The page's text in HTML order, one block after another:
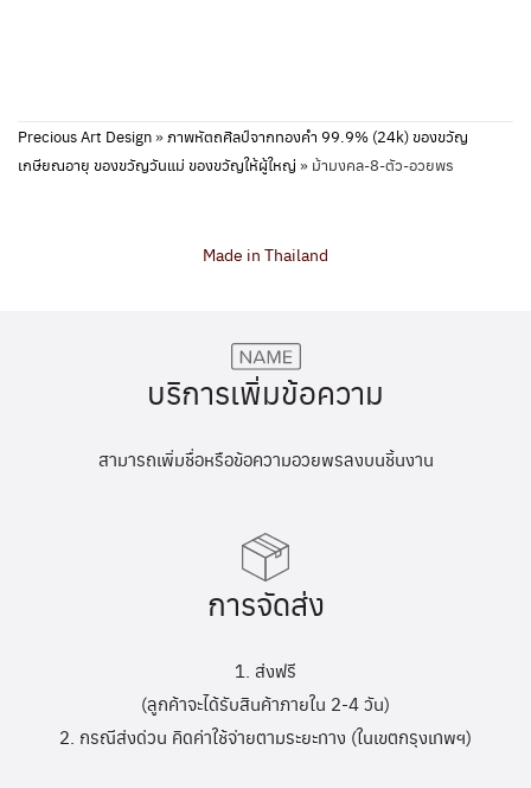
Precious Art Design»ภาพหัตถศิลป์จากทองคำ 99.9% (24k) ของขวัญ
เกษียณอายุ ของขวัญวันแม่ ของขวัญให้ผู้ใหญ่ » ม้ามงคล-8-ตัว-อวยพร
Made in Thailand
บริการเพิ่มข้อความ
สามารถเพิ่มชื่อหรือข้อความอวยพรลงบนชิ้นงาน
การจัดส่ง
1. ส่งฟรี
(ลูกค้าจะได้รับสินค้าภายใน 2-4 วัน)
2. กรณีส่งด่วน คิดค่าใช้จ่ายตามระยะทาง (ในเขตกรุงเทพฯ)